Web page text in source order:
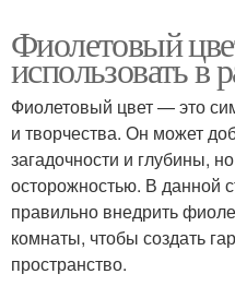
Фиолетовый
использовать в
Фиолетовый цвет — это
и творчества. Он может
загадочности и глубины,
осторожностью. В данной
правильно внедрить
комнаты, чтобы создать
пространство.